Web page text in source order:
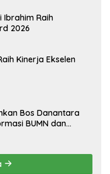
Ibrahim Raih
2026
Kinerja Ekselen
Bos Danantara
BUMN dan